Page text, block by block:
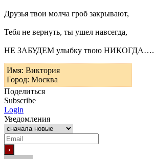
Друзья твои молча гроб закрывают,
Тебя не вернуть, ты ушел навсегда,
НЕ ЗАБУДЕМ улыбку твою НИКОГДА….
Имя: Виктория
Город: Москва
Поделиться
Subscribe
Login
Уведомления